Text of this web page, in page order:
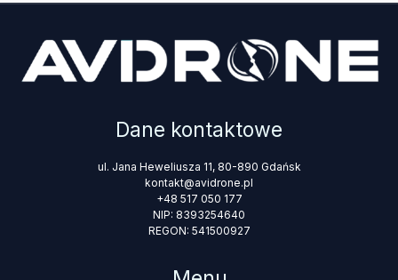
Dane kontaktowe
ul. Jana Heweliusza 11, 80-890 Gdańsk
kontakt@avidrone.pl
+48 517 050 177
NIP: 8393254640
REGON: 541500927